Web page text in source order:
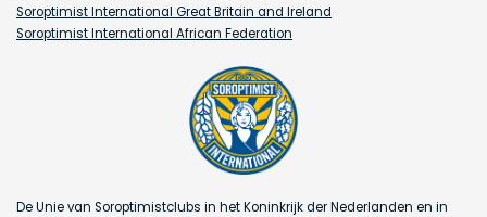
Soroptimist International Great Britain and Ireland
Soroptimist International African Federation
De Unie van Soroptimistclubs in het Koninkrijk der Nederlanden en in